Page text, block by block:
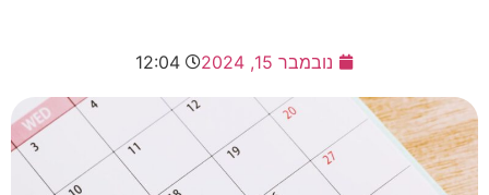
נובמבר 15, 2024 12:04